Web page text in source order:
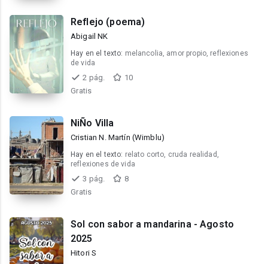
Reflejo (poema)
Abigail NK
Hay en el texto: melancolia, amor propio, reflexiones
de vida
2 pág.
10
Gratis
NiÑo Villa
Cristian N. Martín (Wimblu)
Hay en el texto: relato corto, cruda realidad,
reflexiones de vida
3 pág.
8
Gratis
Sol con sabor a mandarina - Agosto
2025
Hitori S